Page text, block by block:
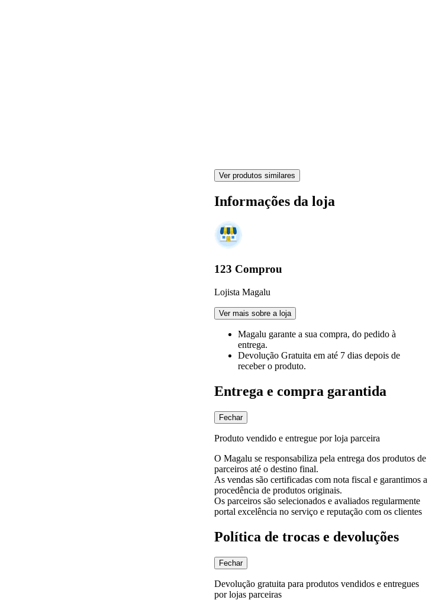
Ver produtos similares
Informações da loja
123 Comprou
Lojista Magalu
Ver mais sobre a loja
Magalu garante a sua compra, do pedido à
entrega.
Devolução Gratuita em até 7 dias depois de
receber o produto.
Entrega e compra garantida
Fechar
Produto vendido e entregue por loja parceira
O Magalu se responsabiliza pela entrega dos produtos de
parceiros até o destino final.
As vendas são certificadas com nota fiscal e garantimos a
procedência de produtos originais.
Os parceiros são selecionados e avaliados regularmente
portal excelência no serviço e reputação com os clientes
Política de trocas e devoluções
Fechar
Devolução gratuita para produtos vendidos e entregues
por lojas parceiras